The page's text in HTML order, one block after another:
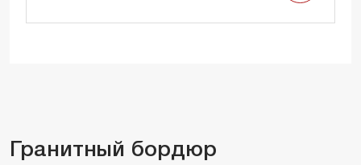
Гранитный бордюр